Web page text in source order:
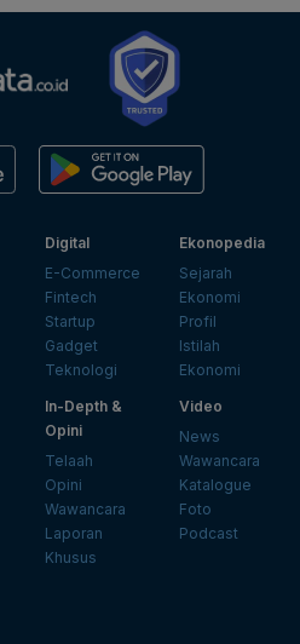
Digital
E-Commerce
Fintech
Startup
Gadget
Teknologi
Ekonopedia
Sejarah
Ekonomi
Profil
Istilah
Ekonomi
In-Depth &
Opini
Telaah
Opini
Wawancara
Laporan
Khusus
Video
News
Wawancara
Katalogue
Foto
Podcast